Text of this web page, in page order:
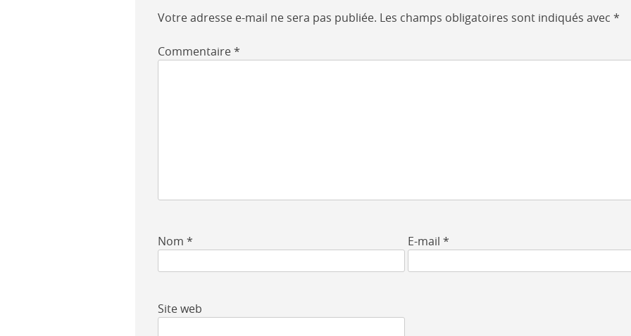
Votre adresse e-mail ne sera pas publiée. Les champs obligatoires sont indiqués avec *
Commentaire*
Nom * E-mail *
Site web